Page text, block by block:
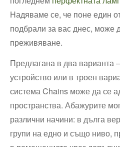
Надяваме се, че поне един
подбрали за вас днес, може
преживяване.
Предлагана в два варианта
устройство или в троен
система Chains може да се
пространства. Абажурите
различни начини: в дълга
групи на едно и също ниво,